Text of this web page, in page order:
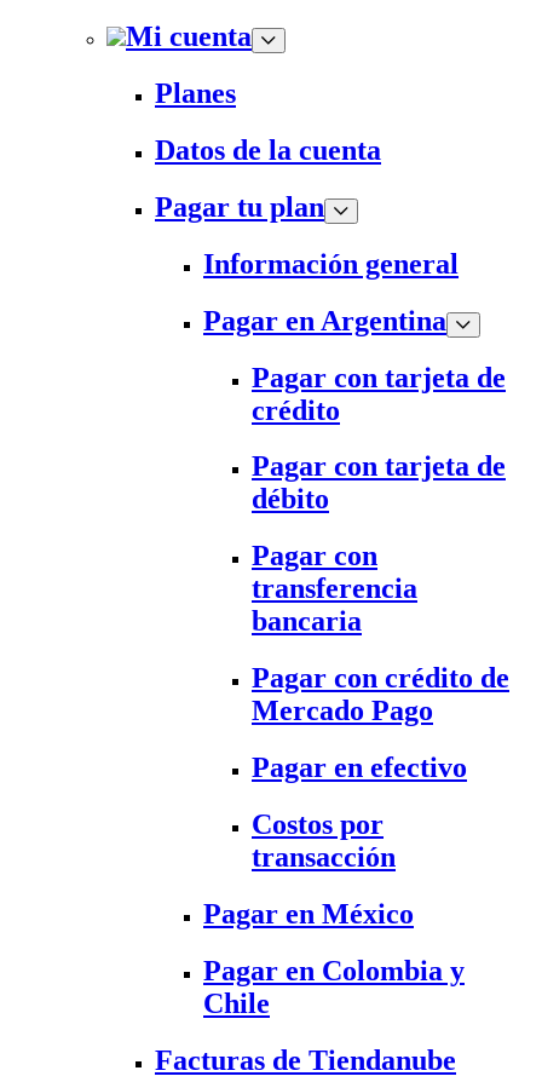
Mi cuenta
Planes
Datos de la cuenta
Pagar tu plan
Información general
Pagar en Argentina
Pagar con tarjeta de
crédito
Pagar con tarjeta de
débito
Pagar con
transferencia
bancaria
Pagar con crédito de
Mercado Pago
Pagar en efectivo
Costos por
transacción
Pagar en México
Pagar en Colombia y
Chile
Facturas de Tiendanube